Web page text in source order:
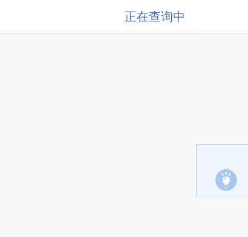
正在查询中